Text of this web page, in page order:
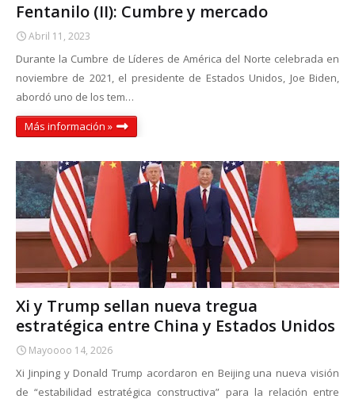
Fentanilo (II): Cumbre y mercado
Abril 11, 2023
Durante la Cumbre de Líderes de América del Norte celebrada en
noviembre de 2021, el presidente de Estados Unidos, Joe Biden,
abordó uno de los tem…
Más información »
Xi y Trump sellan nueva tregua
estratégica entre China y Estados Unidos
Mayoooo 14, 2026
Xi Jinping y Donald Trump acordaron en Beijing una nueva visión
de “estabilidad estratégica constructiva” para la relación entre